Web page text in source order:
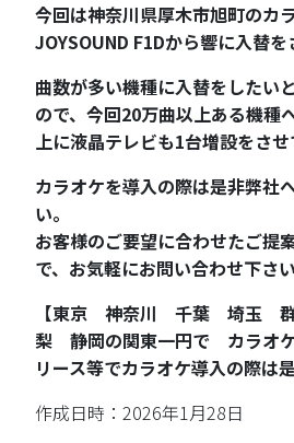
今回は神奈川県厚木市旭町のカ
JOYSOUND F1Dから響に入替を
曲数が多い機種に入替をしたい
ので、今回20万曲以上ある機種
上に液晶テレビも1台増設をさせ
カラオケを導入の際は是非弊社
い。
お客様のご要望に合わせたご提
で、お気軽にお問い合わせ下さい
【東京 神奈川 千葉 埼玉
梨 静岡の関東一円で カラオ
リース等でカラオケ導入の際は
作成日時：2026年1月28日